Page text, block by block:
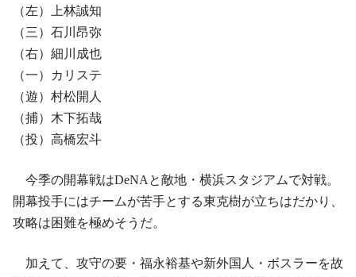
（左）上林誠知
（三）石川昂弥
（右）細川成也
（一）カリステ
（遊）村松開人
（捕）木下拓哉
（投）高橋宏斗
今季の開幕戦はDeNAと敵地・横浜スタジアムで対戦。
開幕投手にはチームが苦手とする東克樹が立ちはだかり、
攻略は困難を極めそうだ。
加えて、攻守の要・福永裕基や新外国人・ボスラーを故